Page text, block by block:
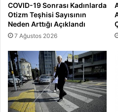
COVID-19 Sonrası Kadınlarda
Otizm Teşhisi Sayısının
Neden Arttığı Açıklandı
7 Ağustos 2026